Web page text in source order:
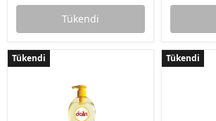
Tükendi
Tükendi
Tükendi Tükendi
Tükendi